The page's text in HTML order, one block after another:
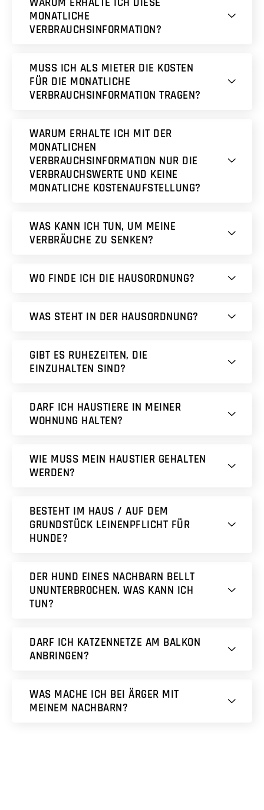
MONATLICHE
VERBRAUCHSINFORMATION?
MUSS ICH ALS MIETER DIE KOSTEN
FÜR DIE MONATLICHE
VERBRAUCHSINFORMATION TRAGEN?
WARUM ERHALTE ICH MIT DER
MONATLICHEN
VERBRAUCHSINFORMATION NUR DIE
VERBRAUCHSWERTE UND KEINE
MONATLICHE KOSTENAUFSTELLUNG?
WAS KANN ICH TUN, UM MEINE
VERBRÄUCHE ZU SENKEN?
WO FINDE ICH DIE HAUSORDNUNG?
WAS STEHT IN DER HAUSORDNUNG?
GIBT ES RUHEZEITEN, DIE
EINZUHALTEN SIND?
DARF ICH HAUSTIERE IN MEINER
WOHNUNG HALTEN?
WIE MUSS MEIN HAUSTIER GEHALTEN
WERDEN?
BESTEHT IM HAUS / AUF DEM
GRUNDSTÜCK LEINENPFLICHT FÜR
HUNDE?
DER HUND EINES NACHBARN BELLT
UNUNTERBROCHEN. WAS KANN ICH
TUN?
DARF ICH KATZENNETZE AM BALKON
ANBRINGEN?
WAS MACHE ICH BEI ÄRGER MIT
MEINEM NACHBARN?